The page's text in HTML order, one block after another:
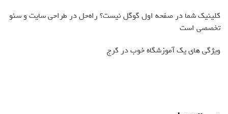
کلینیک شما در صفحه اول گوگل نیست؟ راه‌حل در طراحی سایت و سئو
تخصصی است
ویژگی های یک آموزشگاه خوب در کرج